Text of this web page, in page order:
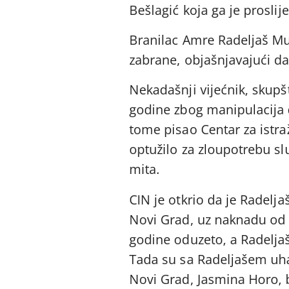
Bešlagić koja ga je
Branilac Amre Radeljaš
zabrane, objašnjavajući
Nekadašnji vijećnik,
godine zbog
tome pisao Centar za
optužilo za zloupotrebu
mita.
CIN je otkrio da je
Novi Grad, uz naknadu
godine oduzeto, a
Tada su sa Radeljašem
Novi Grad, Jasmina